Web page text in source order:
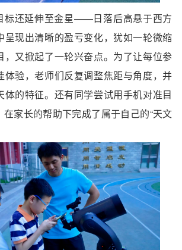
标还延伸至金星——日落后高悬于西方
呈现出清晰的盈亏变化，犹如一轮微缩
，又掀起了一轮兴奋点。为了让每位参
体验，老师们反复调整焦距与角度，并
体的特征。还有同学尝试用手机对准目
家长的帮助下完成了属于自己的“天文